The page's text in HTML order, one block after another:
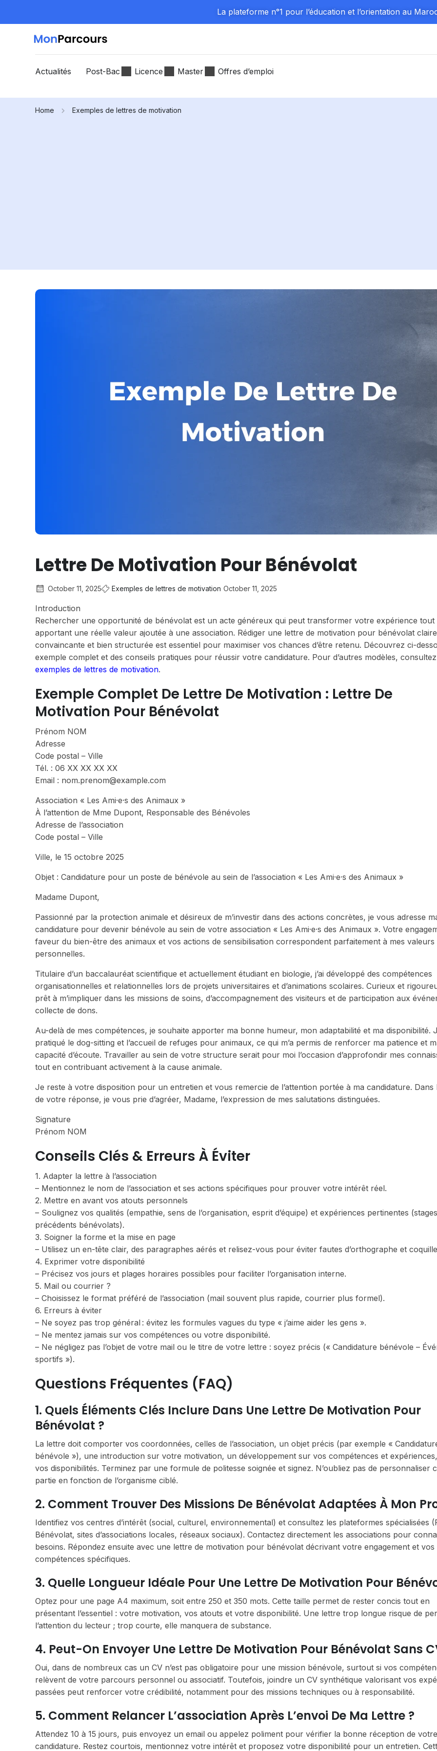
La plateforme n°1 pour l’éducation et l’orientation au
Actualités Post-Bac Licence Master Offres d’emploi
Home Exemples de lettres de motivation
Lettre De Motivation Pour Bénévolat
October 11, 2025 Exemples de lettres de motivation October 11, 2025
Introduction
Rechercher une opportunité de bénévolat est un acte généreux qui peut transformer votre expérience tout
apportant une réelle valeur ajoutée à une association. Rédiger une lettre de motivation pour bénévolat
convaincante et bien structurée est essentiel pour maximiser vos chances d’être retenu. Découvrez ci-
exemple complet et des conseils pratiques pour réussir votre candidature. Pour d’autres modèles,
exemples de lettres de motivation.
Exemple Complet De Lettre De Motivation : Lettre De
Motivation Pour Bénévolat
Prénom NOM
Adresse
Code postal – Ville
Tél. : 06 XX XX XX XX
Email : nom.prenom@example.com
Association « Les Ami·e·s des Animaux »
À l’attention de Mme Dupont, Responsable des Bénévoles
Adresse de l’association
Code postal – Ville
Ville, le 15 octobre 2025
Objet : Candidature pour un poste de bénévole au sein de l’association « Les Ami·e·s des Animaux »
Madame Dupont,
Passionné par la protection animale et désireux de m’investir dans des actions concrètes, je vous adresse
candidature pour devenir bénévole au sein de votre association « Les Ami·e·s des Animaux ». Votre
faveur du bien-être des animaux et vos actions de sensibilisation correspondent parfaitement à mes valeurs
personnelles.
Titulaire d’un baccalauréat scientifique et actuellement étudiant en biologie, j’ai développé des compétences
organisationnelles et relationnelles lors de projets universitaires et d’animations scolaires. Curieux et
prêt à m’impliquer dans les missions de soins, d’accompagnement des visiteurs et de participation aux
collecte de dons.
Au-delà de mes compétences, je souhaite apporter ma bonne humeur, mon adaptabilité et ma disponibilité.
pratiqué le dog-sitting et l’accueil de refuges pour animaux, ce qui m’a permis de renforcer ma patience et
capacité d’écoute. Travailler au sein de votre structure serait pour moi l’occasion d’approfondir mes
tout en contribuant activement à la cause animale.
Je reste à votre disposition pour un entretien et vous remercie de l’attention portée à ma candidature. Dans
de votre réponse, je vous prie d’agréer, Madame, l’expression de mes salutations distinguées.
Signature
Prénom NOM
Conseils Clés & Erreurs À Éviter
1. Adapter la lettre à l’association
– Mentionnez le nom de l’association et ses actions spécifiques pour prouver votre intérêt réel.
2. Mettre en avant vos atouts personnels
– Soulignez vos qualités (empathie, sens de l’organisation, esprit d’équipe) et expériences pertinentes
précédents bénévolats).
3. Soigner la forme et la mise en page
– Utilisez un en-tête clair, des paragraphes aérés et relisez-vous pour éviter fautes d’orthographe et
4. Exprimer votre disponibilité
– Précisez vos jours et plages horaires possibles pour faciliter l’organisation interne.
5. Mail ou courrier ?
– Choisissez le format préféré de l’association (mail souvent plus rapide, courrier plus formel).
6. Erreurs à éviter
– Ne soyez pas trop général : évitez les formules vagues du type « j’aime aider les gens ».
– Ne mentez jamais sur vos compétences ou votre disponibilité.
– Ne négligez pas l’objet de votre mail ou le titre de votre lettre : soyez précis (« Candidature bénévole –
sportifs »).
Questions Fréquentes (FAQ)
1. Quels Éléments Clés Inclure Dans Une Lettre De Motivation Pour
Bénévolat ?
La lettre doit comporter vos coordonnées, celles de l’association, un objet précis (par exemple «
bénévole »), une introduction sur votre motivation, un développement sur vos compétences et
vos disponibilités. Terminez par une formule de politesse soignée et signez. N’oubliez pas de personnaliser
partie en fonction de l’organisme ciblé.
2. Comment Trouver Des Missions De Bénévolat Adaptées À Mon
Identifiez vos centres d’intérêt (social, culturel, environnemental) et consultez les plateformes spécialisées
Bénévolat, sites d’associations locales, réseaux sociaux). Contactez directement les associations pour
besoins. Répondez ensuite avec une lettre de motivation pour bénévolat décrivant votre engagement et vos
compétences spécifiques.
3. Quelle Longueur Idéale Pour Une Lettre De Motivation Pour
Optez pour une page A4 maximum, soit entre 250 et 350 mots. Cette taille permet de rester concis tout en
présentant l’essentiel : votre motivation, vos atouts et votre disponibilité. Une lettre trop longue risque de
l’attention du lecteur ; trop courte, elle manquera de substance.
4. Peut-On Envoyer Une Lettre De Motivation Pour Bénévolat Sans
Oui, dans de nombreux cas un CV n’est pas obligatoire pour une mission bénévole, surtout si vos
relèvent de votre parcours personnel ou associatif. Toutefois, joindre un CV synthétique valorisant vos
passées peut renforcer votre crédibilité, notamment pour des missions techniques ou à responsabilité.
5. Comment Relancer L’association Après L’envoi De Ma Lettre ?
Attendez 10 à 15 jours, puis envoyez un email ou appelez poliment pour vérifier la bonne réception de votre
candidature. Restez courtois, mentionnez votre intérêt et proposez votre disponibilité pour un entretien.